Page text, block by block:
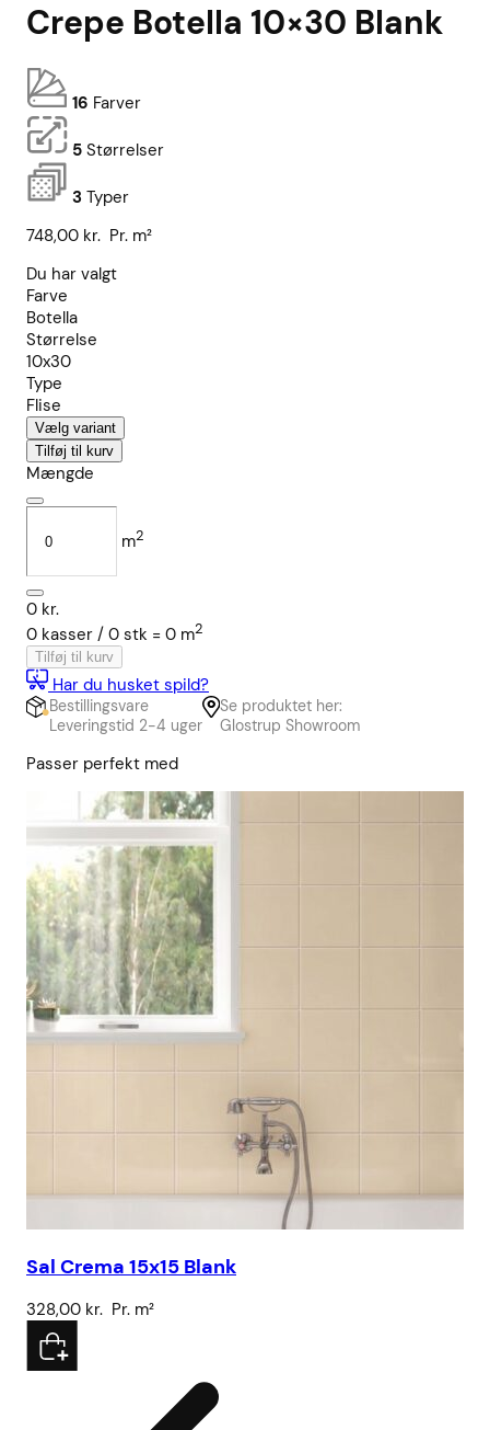
Crepe Botella 10×30 Blank
16 Farver
5 Størrelser
3 Typer
748,00 kr. Pr. m²
Du har valgt
Farve
Botella
Størrelse
10x30
Type
Flise
Vælg variant
Tilføj til kurv
Mængde
m2
0 kr.
0 kasser / 0 stk = 0 m2
Tilføj til kurv
Har du husket spild?
Bestillingsvare
Leveringstid 2-4 uger
Se produktet her:
Glostrup Showroom
Passer perfekt med
Sal Crema 15x15 Blank
328,00 kr. Pr. m²